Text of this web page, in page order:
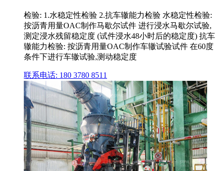
检验: 1.水稳定性检验 2.抗车辙能力检验 水稳定性检验:
按沥青用量OAC制作马歇尔试件 进行浸水马歇尔试验,
测定浸水残留稳定度 (试件浸水48小时后的稳定度) 抗车
辙能力检验: 按沥青用量OAC制作车辙试验试件 在60度
条件下进行车辙试验,测动稳定度
联系电话: 180 3780 8511